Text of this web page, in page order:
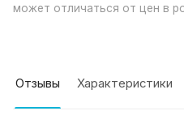
может отличаться от цен в
Отзывы Характеристики